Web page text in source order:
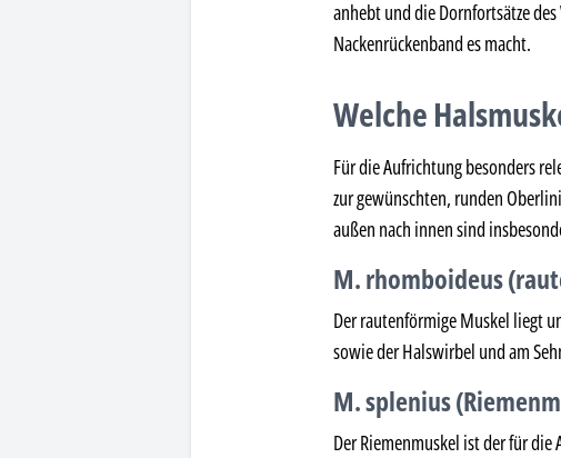
anhebt und die Dornfortsätze
Nackenrückenband es macht.
Welche
Für die Aufrichtung besonders
zur gewünschten, runden
außen nach innen sind
M. rhomboideus
Der rautenförmige Muskel liegt
sowie der Halswirbel und am
M. splenius
Der Riemenmuskel ist der für